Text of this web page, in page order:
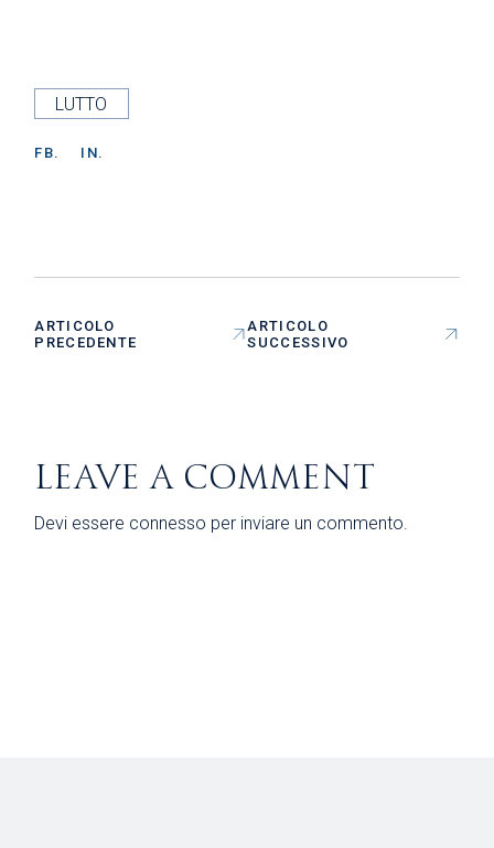
LUTTO
FB. IN.
ARTICOLO
PRECEDENTE
ARTICOLO
SUCCESSIVO
LEAVE A COMMENT
Devi essere connesso per inviare un commento.